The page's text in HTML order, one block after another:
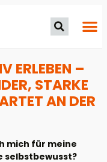
ERLEBEN –
STARKE
AN DER
mich für meine
selbstbewusst?